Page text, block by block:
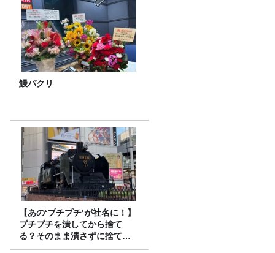
鰻パクリ
【あの‘プチプチ‘が社名に！】
プチプチを潰してから捨て
る？そのまま潰さずに捨て
る？